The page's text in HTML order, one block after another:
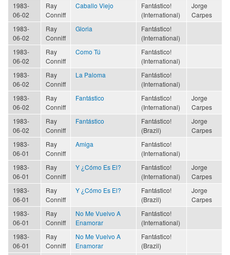
1983-
06-02
Ray
Conniff
Caballo Viejo
Fantástico!
(International)
Jorge
Carpes
1983-
06-02
Ray
Conniff
Gloria
Fantástico!
(International)
1983-
06-02
Ray
Conniff
Como Tú
Fantástico!
(International)
1983-
06-02
Ray
Conniff
La Paloma
Fantástico!
(International)
1983-
06-02
Ray
Conniff
Fantástico
Fantástico!
(International)
Jorge
Carpes
1983-
06-02
Ray
Conniff
Fantástico
Fantástico!
(Brazil)
Jorge
Carpes
1983-
06-01
Ray
Conniff
Amiga
Fantástico!
(International)
1983-
06-01
Ray
Conniff
Y ¿Cómo Es El?
Fantástico!
(International)
Jorge
Carpes
1983-
06-01
Ray
Conniff
Y ¿Cómo Es El?
Fantástico!
(Brazil)
Jorge
Carpes
1983-
06-01
Ray
Conniff
No Me Vuelvo A
Enamorar
Fantástico!
(International)
1983-
06-01
Ray
Conniff
No Me Vuelvo A
Enamorar
Fantástico!
(Brazil)